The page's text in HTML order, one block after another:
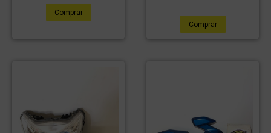
Comprar
Comprar